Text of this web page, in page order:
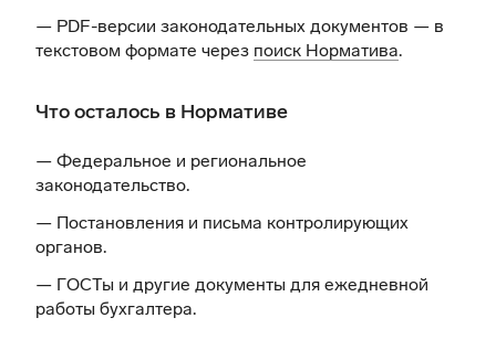
— PDF-версии законодательных документов — в
текстовом формате через поиск Норматива.
Что осталось в Нормативе
— Федеральное и региональное
законодательство.
— Постановления и письма контролирующих
органов.
— ГОСТы и другие документы для ежедневной
работы бухгалтера.